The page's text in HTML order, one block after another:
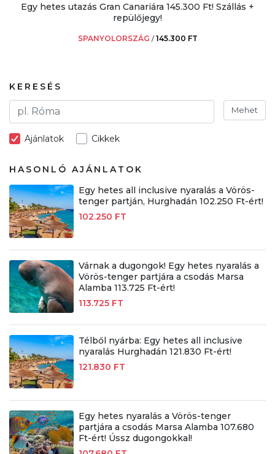
Egy hetes utazás Gran Canariára 145.300 Ft! Szállás +
repülőjegy!
SPANYOLORSZÁG /145.300 FT
KERESÉS
Mehet
Ajánlatok Cikkek
HASONLÓ AJÁNLATOK
Egy hetes all inclusive nyaralás a Vörös-
tenger partján, Hurghadán 102.250 Ft-ért!
102.250 FT
Várnak a dugongok! Egy hetes nyaralás a
Vörös-tenger partjára a csodás Marsa
Alamba 113.725 Ft-ért!
113.725 FT
Télből nyárba: Egy hetes all inclusive
nyaralás Hurghadán 121.830 Ft-ért!
121.830 FT
Egy hetes nyaralás a Vörös-tenger
partjára a csodás Marsa Alamba 107.680
Ft-ért! Ússz dugongokkal!